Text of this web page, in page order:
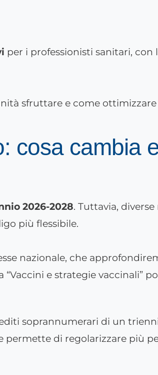
per i professionisti sanitari, con
sfruttare e come
cosa cambia
2026-2028. Tuttavia,
più flessibile.
nazionale, che
e strategie vaccinali”
soprannumerari di un
permette di regolarizzare più